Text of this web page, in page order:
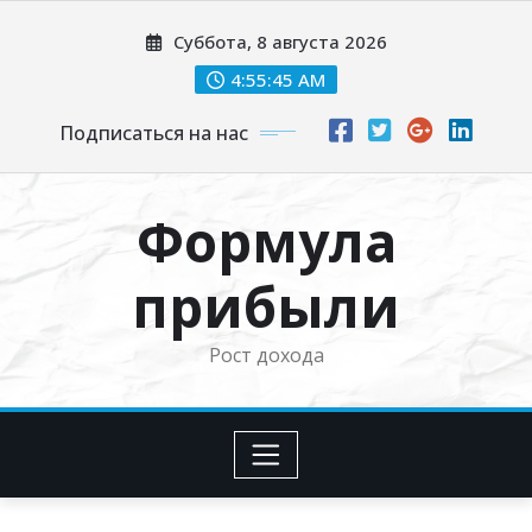
Суббота, 8 августа 2026
4:55:46 AM
Подписаться на нас
Формула
прибыли
Рост дохода